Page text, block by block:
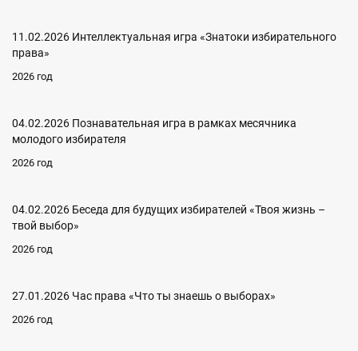
11.02.2026 Интеллектуальная игра «Знатоки избирательного
права»
2026 год
04.02.2026 Познавательная игра в рамках месячника
молодого избирателя
2026 год
04.02.2026 Беседа для будущих избирателей «Твоя жизнь –
твой выбор»
2026 год
27.01.2026 Час права «Что ты знаешь о выборах»
2026 год